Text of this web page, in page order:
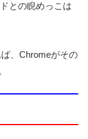
との睨めっこは
、Chromeがその